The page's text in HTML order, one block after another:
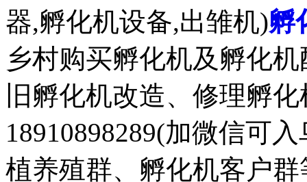
器,孵化机设备,出雏机)孵
乡村购买孵化机及孵化
旧孵化机改造、修理孵
18910898289(加微信可
植养殖群、孵化机客户